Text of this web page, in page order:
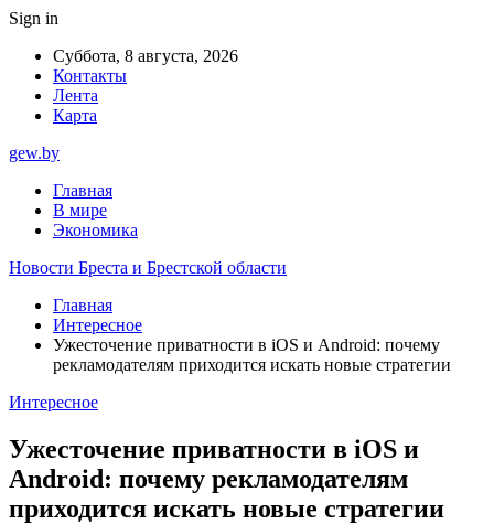
Sign in
Суббота, 8 августа, 2026
Контакты
Лента
Карта
gew.by
Главная
В мире
Экономика
Новости Бреста и Брестской области
Главная
Интересное
Ужесточение приватности в iOS и Android: почему
рекламодателям приходится искать новые стратегии
Интересное
Ужесточение приватности в iOS и
Android: почему рекламодателям
приходится искать новые стратегии